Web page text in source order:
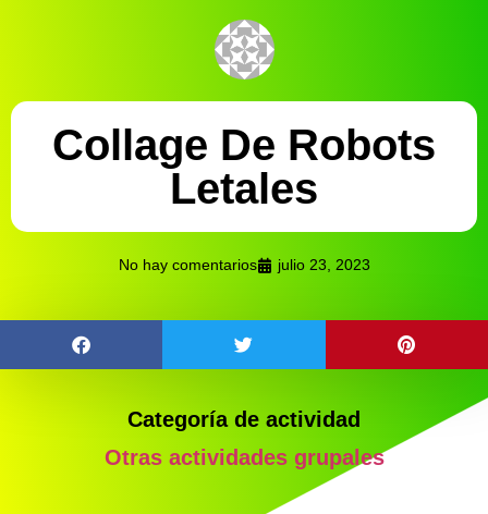
Collage De Robots
Letales
No hay comentarios julio 23, 2023
Categoría de actividad
Otras actividades grupales